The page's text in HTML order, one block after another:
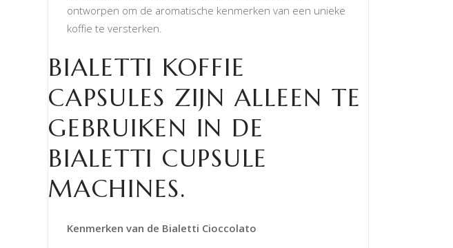
ontworpen om de aromatische kenmerken van een unieke
koffie te versterken.
BIALETTI KOFFIE
CAPSULES ZIJN ALLEEN TE
GEBRUIKEN IN DE
BIALETTI CUPSULE
MACHINES.
Kenmerken van de Bialetti Cioccolato